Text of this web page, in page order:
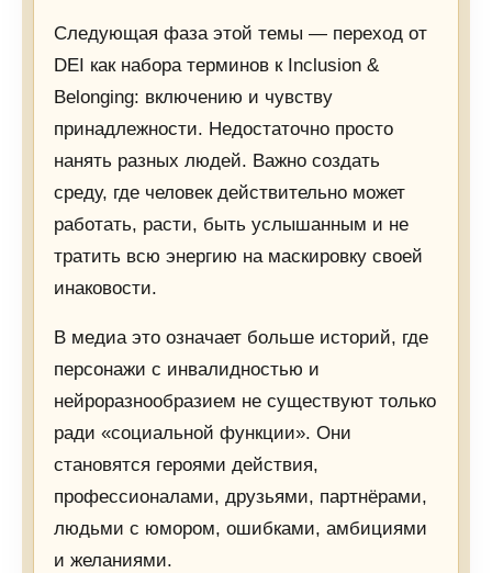
Следующая фаза этой темы — переход от
DEI как набора терминов к Inclusion &
Belonging: включению и чувству
принадлежности. Недостаточно просто
нанять разных людей. Важно создать
среду, где человек действительно может
работать, расти, быть услышанным и не
тратить всю энергию на маскировку своей
инаковости.
В медиа это означает больше историй, где
персонажи с инвалидностью и
нейроразнообразием не существуют только
ради «социальной функции». Они
становятся героями действия,
профессионалами, друзьями, партнёрами,
людьми с юмором, ошибками, амбициями
и желаниями.